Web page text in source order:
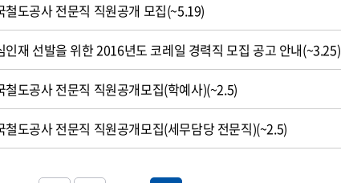
철도공사 전문직 직원공개 모집(~5.19)
인재 선발을 위한 2016년도 코레일 경력직 모집 공고 안내(~3.25)
철도공사 전문직 직원공개모집(학예사)(~2.5)
철도공사 전문직 직원공개모집(세무담당 전문직)(~2.5)